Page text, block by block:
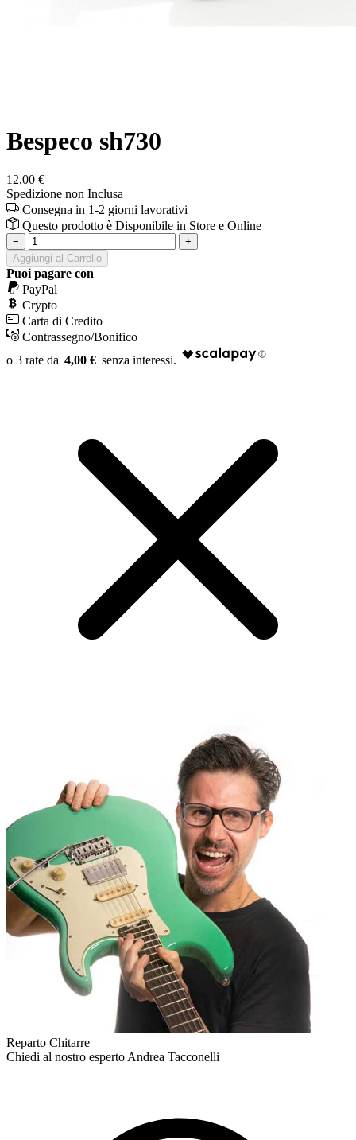
Bespeco sh730
12,00 €
Spedizione non Inclusa
Consegna in 1-2 giorni lavorativi
Questo prodotto è Disponibile in Store e Online
−
+
Aggiungi al Carrello
Puoi pagare con
PayPal
Crypto
Carta di Credito
Contrassegno/Bonifico
4,00 €
Reparto Chitarre
Chiedi al nostro espertoAndrea Tacconelli